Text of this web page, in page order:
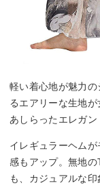
軽い着心地が魅力
るエアリーな生地
あしらったエレガン
イレギュラーヘム
感もアップ。無地
も、カジュアルな印